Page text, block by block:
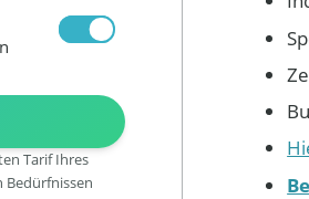
Tarif Ihres
Bedürfnissen